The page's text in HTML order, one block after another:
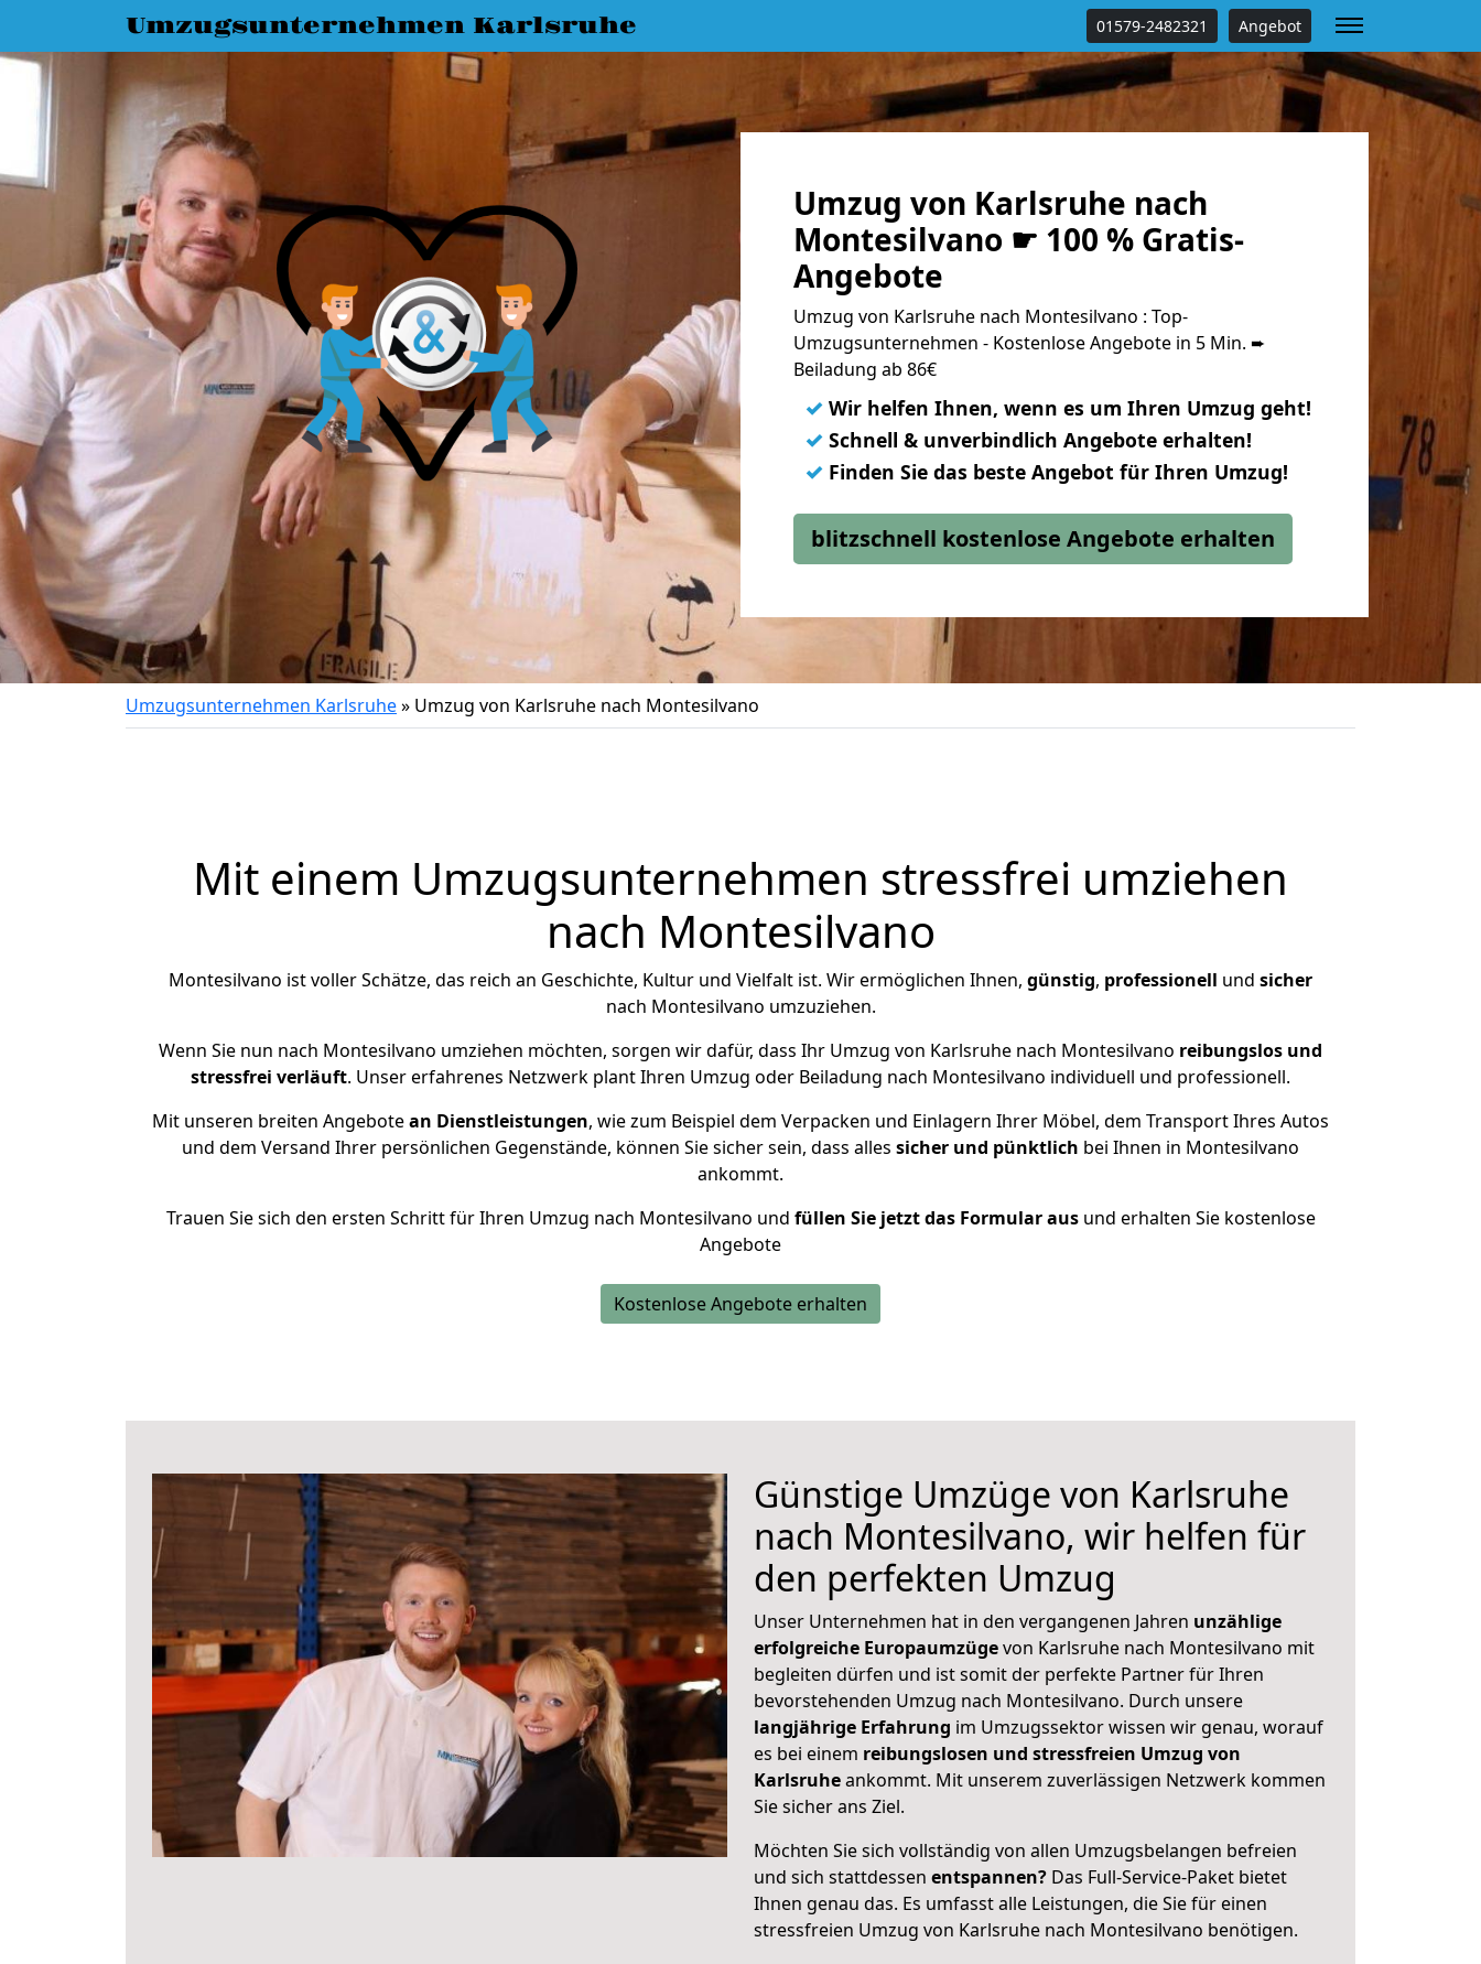
Umzugsunternehmen Karlsruhe 01579-2482321 Angebot
Umzug von Karlsruhe nach
Montesilvano ☛ 100 % Gratis-
Angebote
Umzug von Karlsruhe nach Montesilvano : Top-
Umzugsunternehmen - Kostenlose Angebote in 5 Min. ➨
Beiladung ab 86€
✓ Wir helfen Ihnen, wenn es um Ihren Umzug geht!
✓ Schnell & unverbindlich Angebote erhalten!
✓ Finden Sie das beste Angebot für Ihren Umzug!
blitzschnell kostenlose Angebote erhalten
Umzugsunternehmen Karlsruhe» Umzug von Karlsruhe nach Montesilvano
Mit einem Umzugsunternehmen stressfrei umziehen
nach Montesilvano
Montesilvano ist voller Schätze, das reich an Geschichte, Kultur und Vielfalt ist. Wir ermöglichen Ihnen, günstig, professionell und sicher
nach Montesilvano umzuziehen.
Wenn Sie nun nach Montesilvano umziehen möchten, sorgen wir dafür, dass Ihr Umzug von Karlsruhe nach Montesilvano reibungslos und
stressfrei verläuft. Unser erfahrenes Netzwerk plant Ihren Umzug oder Beiladung nach Montesilvano individuell und professionell.
Mit unseren breiten Angebotean Dienstleistungen, wie zum Beispiel dem Verpacken und Einlagern Ihrer Möbel, dem Transport Ihres Autos
und dem Versand Ihrer persönlichen Gegenstände, können Sie sicher sein, dass alles sicher und pünktlich bei Ihnen in Montesilvano
ankommt.
Trauen Sie sich den ersten Schritt für Ihren Umzug nach Montesilvano und füllen Sie jetzt das Formular ausund erhalten Sie kostenlose
Angebote
Kostenlose Angebote erhalten
Günstige Umzüge von Karlsruhe
nach Montesilvano, wir helfen für
den perfekten Umzug
Unser Unternehmen hat in den vergangenen Jahren unzählige
erfolgreiche Europaumzügevon Karlsruhe nach Montesilvano mit
begleiten dürfen und ist somit der perfekte Partner für Ihren
bevorstehenden Umzug nach Montesilvano. Durch unsere
langjährige Erfahrung im Umzugssektor wissen wir genau, worauf
es bei einem reibungslosen und stressfreien Umzug von
Karlsruheankommt. Mit unserem zuverlässigen Netzwerk kommen
Sie sicher ans Ziel.
Möchten Sie sich vollständig von allen Umzugsbelangen befreien
und sich stattdessen entspannen? Das Full-Service-Paket bietet
Ihnen genau das. Es umfasst alle Leistungen, die Sie für einen
stressfreien Umzug von Karlsruhe nach Montesilvano benötigen.